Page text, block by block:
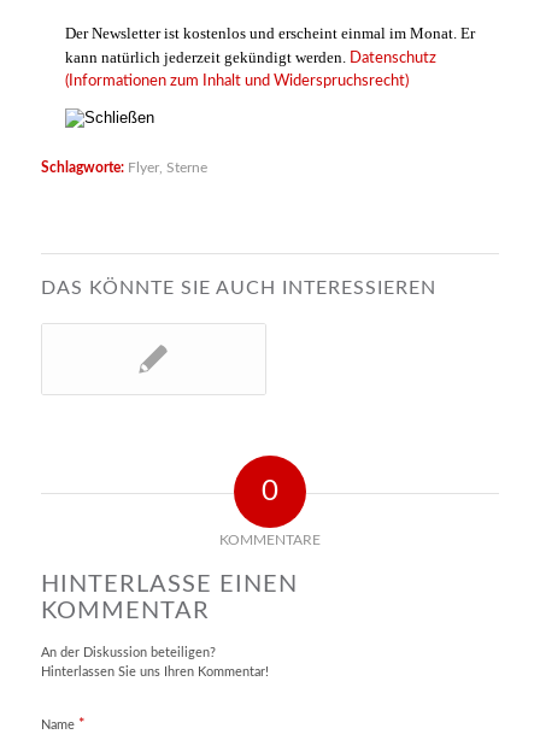
Der Newsletter ist kostenlos und erscheint einmal im Monat. Er
kann natürlich jederzeit gekündigt werden.
Datenschutz
(Informationen zum Inhalt und Widerspruchsrecht)
Schlagworte: Flyer, Sterne
DAS KÖNNTE SIE AUCH INTERESSIEREN
0
KOMMENTARE
HINTERLASSE EINEN
KOMMENTAR
An der Diskussion beteiligen?
Hinterlassen Sie uns Ihren Kommentar!
Name *